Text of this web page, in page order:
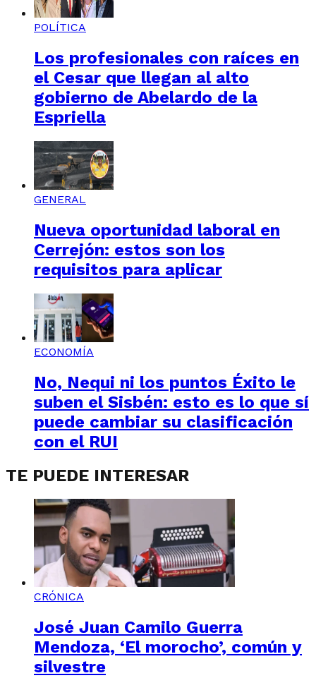
POLÍTICA
Los profesionales con raíces en
el Cesar que llegan al alto
gobierno de Abelardo de la
Espriella
GENERAL
Nueva oportunidad laboral en
Cerrejón: estos son los
requisitos para aplicar
ECONOMÍA
No, Nequi ni los puntos Éxito le
suben el Sisbén: esto es lo que sí
puede cambiar su clasificación
con el RUI
TE PUEDE INTERESAR
CRÓNICA
José Juan Camilo Guerra
Mendoza, ‘El morocho’, común y
silvestre